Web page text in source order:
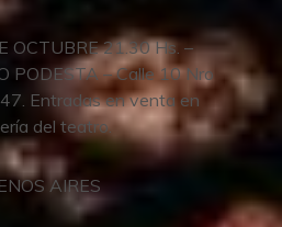
OCTUBRE 21.30 Hs. –
PODESTA – Calle 10 Nro
Entradas en venta en
del teatro.
AIRES